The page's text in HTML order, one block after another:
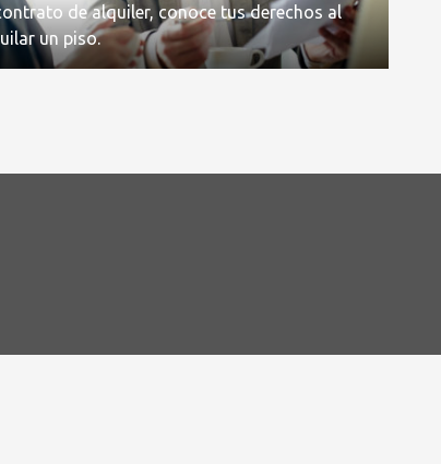
de alquiler, conoce tus derechos al
un piso.